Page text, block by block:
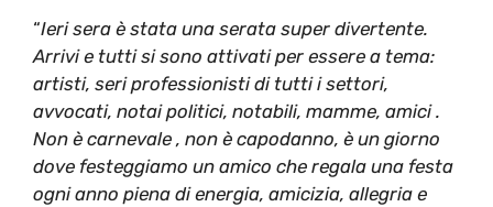
“Ieri sera è stata una serata super divertente.
Arrivi e tutti si sono attivati per essere a tema:
artisti, seri professionisti di tutti i settori,
avvocati, notai politici, notabili, mamme, amici .
Non è carnevale , non è capodanno, è un giorno
dove festeggiamo un amico che regala una festa
ogni anno piena di energia, amicizia, allegria e